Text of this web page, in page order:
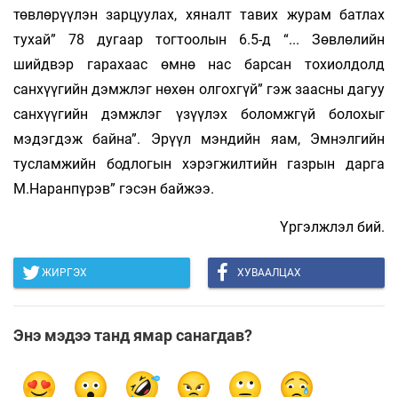
төвлөрүүлэн зарцуулах, хяналт тавих журам батлах
тухай” 78 дугаар тогтоолын 6.5-д “... Зөвлөлийн
шийдвэр гарахаас өмнө нас барсан тохиолдолд
санхүүгийн дэмжлэг нөхөн олгохгүй” гэж заасны дагуу
санхүүгийн дэмжлэг үзүүлэх боломжгүй болохыг
мэдэгдэж байна”. Эрүүл мэндийн яам, Эмнэлгийн
тусламжийн бодлогын хэрэгжилтийн газрын дарга
М.Наранпүрэв” гэсэн байжээ.
Үргэлжлэл бий.
ЖИРГЭХ ХУВААЛЦАХ
Энэ мэдээ танд ямар санагдав?